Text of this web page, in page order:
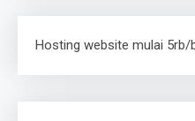
Hosting website mulai 5rb/